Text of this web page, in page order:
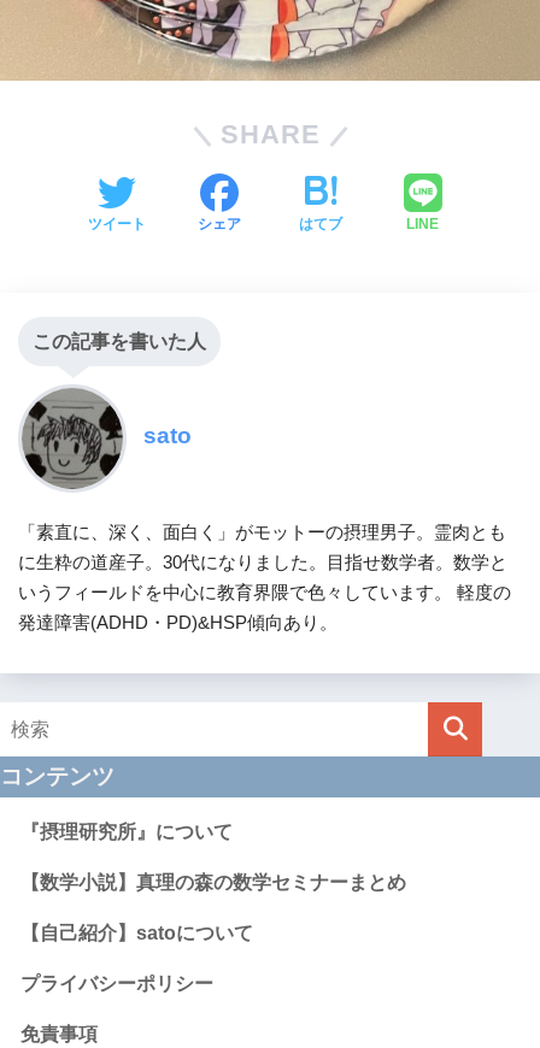
SHARE
ツイート シェア はてブ LINE
この記事を書いた人
sato
「素直に、深く、面白く」がモットーの摂理男子。霊肉とも
に生粋の道産子。30代になりました。目指せ数学者。数学と
いうフィールドを中心に教育界隈で色々しています。 軽度の
発達障害(ADHD・PD)&HSP傾向あり。
コンテンツ
『摂理研究所』について
【数学小説】真理の森の数学セミナーまとめ
【自己紹介】satoについて
プライバシーポリシー
免責事項